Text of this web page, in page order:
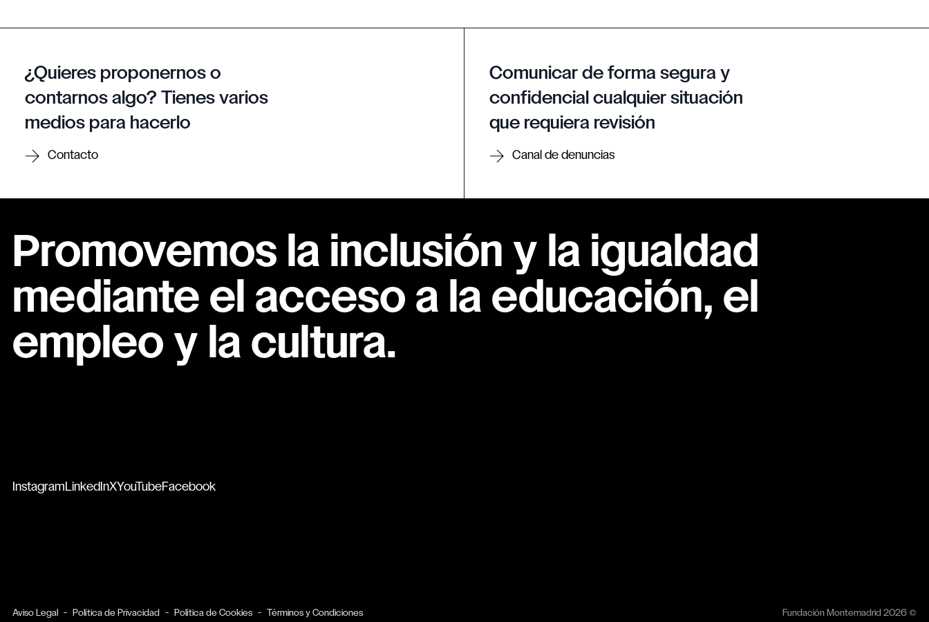
¿Quieres proponernos o
contarnos algo? Tienes varios
medios para hacerlo
Contacto
Comunicar de forma segura y
confidencial cualquier situación
que requiera revisión
Canal de denuncias
Promovemos la inclusión y la igualdad
mediante el acceso a la educación, el
empleo y la cultura.
Instagram LinkedInXYouTubeFacebook
Aviso Legal Política de Privacidad Política de Cookies Términos y Condiciones Fundación Montemadrid 2026 ©